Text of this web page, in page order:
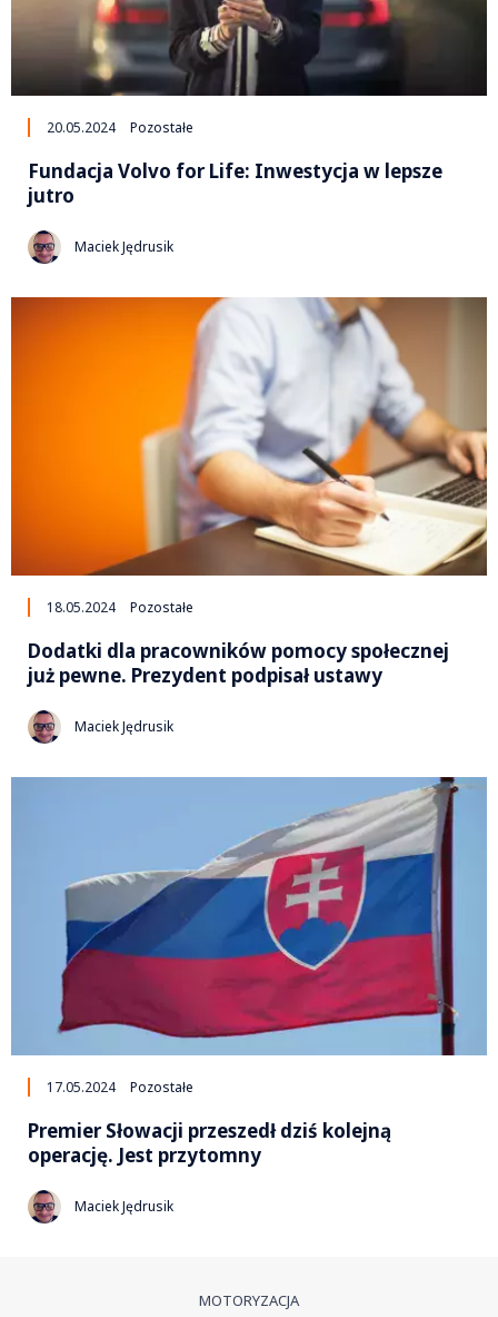
20.05.2024 Pozostałe
Fundacja Volvo for Life: Inwestycja w lepsze
jutro
Maciek Jędrusik
18.05.2024 Pozostałe
Dodatki dla pracowników pomocy społecznej
już pewne. Prezydent podpisał ustawy
Maciek Jędrusik
17.05.2024 Pozostałe
Premier Słowacji przeszedł dziś kolejną
operację. Jest przytomny
Maciek Jędrusik
MOTORYZACJA